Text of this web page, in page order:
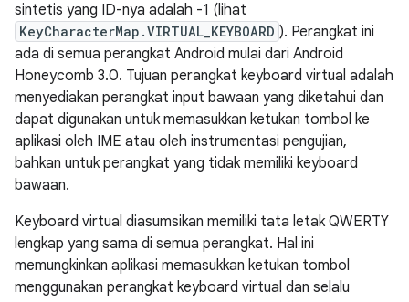
sintetis yang ID-nya adalah -1 (lihat
KeyCharacterMap.VIRTUAL_KEYBOARD ). Perangkat ini
ada di semua perangkat Android mulai dari Android
Honeycomb 3.0. Tujuan perangkat keyboard virtual adalah
menyediakan perangkat input bawaan yang diketahui dan
dapat digunakan untuk memasukkan ketukan tombol ke
aplikasi oleh IME atau oleh instrumentasi pengujian,
bahkan untuk perangkat yang tidak memiliki keyboard
bawaan.
Keyboard virtual diasumsikan memiliki tata letak QWERTY
lengkap yang sama di semua perangkat. Hal ini
memungkinkan aplikasi memasukkan ketukan tombol
menggunakan perangkat keyboard virtual dan selalu